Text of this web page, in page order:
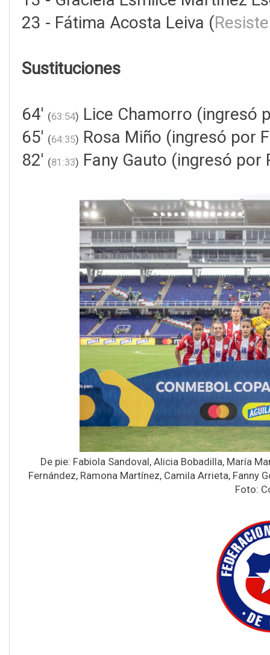
23 - Fátima Acosta Leiva (
Sustituciones
64' (63:54) Lice Chamorro (ingresó
65' (64:35) Rosa Miño (ingresó por
82' (81:33) Fany Gauto (ingresó por
De pie: Fabiola Sandoval, Alicia Bobadilla, María
Fernández, Ramona Martínez, Camila Arrieta, Fanny
Foto: